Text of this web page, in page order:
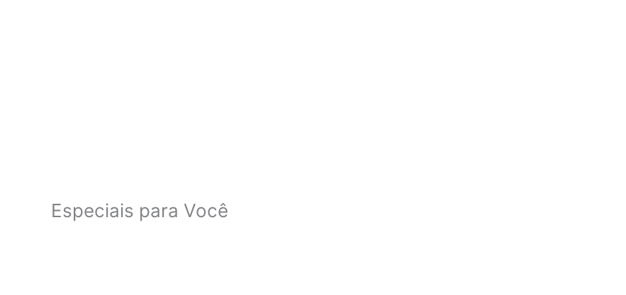
Especiais para Você